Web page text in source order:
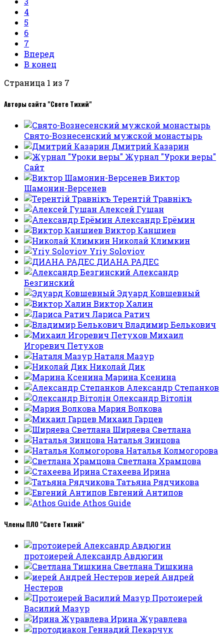
4
5
6
7
Вперед
В конец
Страница 1 из 7
Авторы сайта "Свете Тихий"
Свято-Вознесенский мужской монастырь
Дмитрий Казарин
Журнал "Уроки веры"
Сайт
Виктор
Шамонин-Версенев
Терентiй Травнiкъ
Алексей Гушан
Александр Ерёмин
Виктор Каншиев
Николай Климкин
Yriy Soloviov
ДИАНА РАДЕС
Александр
Безгинский
Эдуард Ковшевный
Виктор Халин
Лариса Ратич
Владимир Белькович
Михаил
Игоревич Петухов
Наталя Мазур
Николай Дик
Марина Ксенина
Александр Степанков
Олександр Вітолін
Мария Волкова
Михаил Гарцев
Ширяева Светлана
Наталья Зинцова
Наталья Колмогорова
Светлана Храмцова
Стахеева Ирина
Татьяна Рядчикова
Евгений Антипов
Athos Guide
Члены ПЛО "Свете Тихий"
протоиерей Александр Авдюгин
Светлана Тишкина
иерей Андрей
Нестеров
Протоиерей
Василий Мазур
Ирина Журавлева